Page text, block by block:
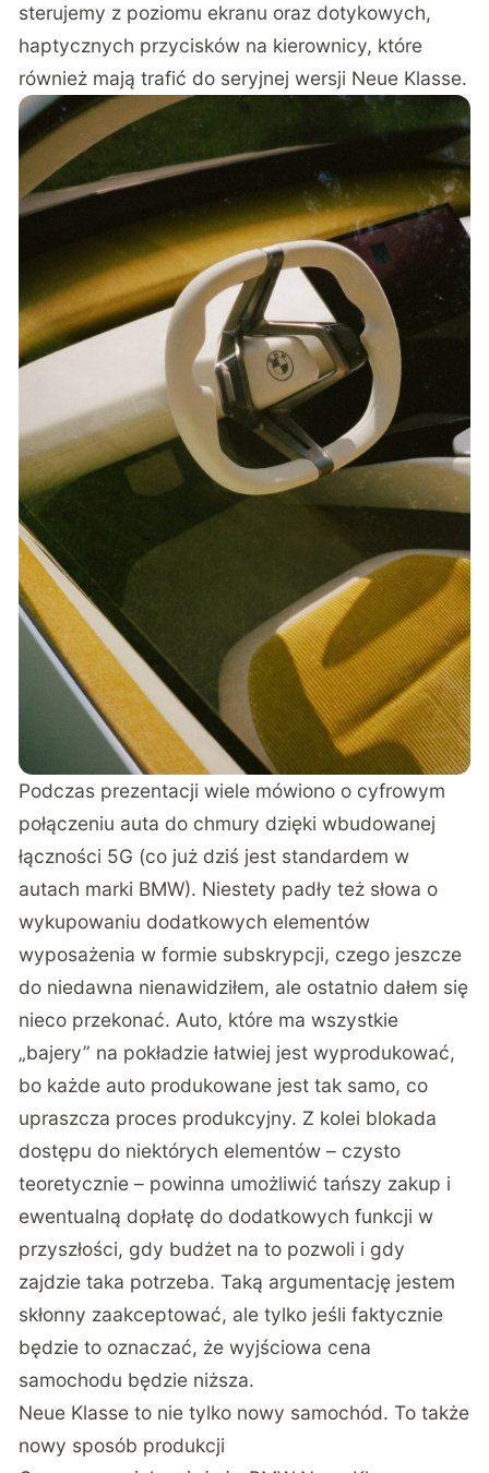
sterujemy z poziomu ekranu oraz dotykowych,
haptycznych przycisków na kierownicy, które
również mają trafić do seryjnej wersji Neue Klasse.
Podczas prezentacji wiele mówiono o cyfrowym
połączeniu auta do chmury dzięki wbudowanej
łączności 5G (co już dziś jest standardem w
autach marki BMW). Niestety padły też słowa o
wykupowaniu dodatkowych elementów
wyposażenia w formie subskrypcji, czego jeszcze
do niedawna nienawidziłem, ale ostatnio dałem się
nieco przekonać. Auto, które ma wszystkie
„bajery” na pokładzie łatwiej jest wyprodukować,
bo każde auto produkowane jest tak samo, co
upraszcza proces produkcyjny. Z kolei blokada
dostępu do niektórych elementów – czysto
teoretycznie – powinna umożliwić tańszy zakup i
ewentualną dopłatę do dodatkowych funkcji w
przyszłości, gdy budżet na to pozwoli i gdy
zajdzie taka potrzeba. Taką argumentację jestem
skłonny zaakceptować, ale tylko jeśli faktycznie
będzie to oznaczać, że wyjściowa cena
samochodu będzie niższa.
Neue Klasse to nie tylko nowy samochód. To także
nowy sposób produkcji